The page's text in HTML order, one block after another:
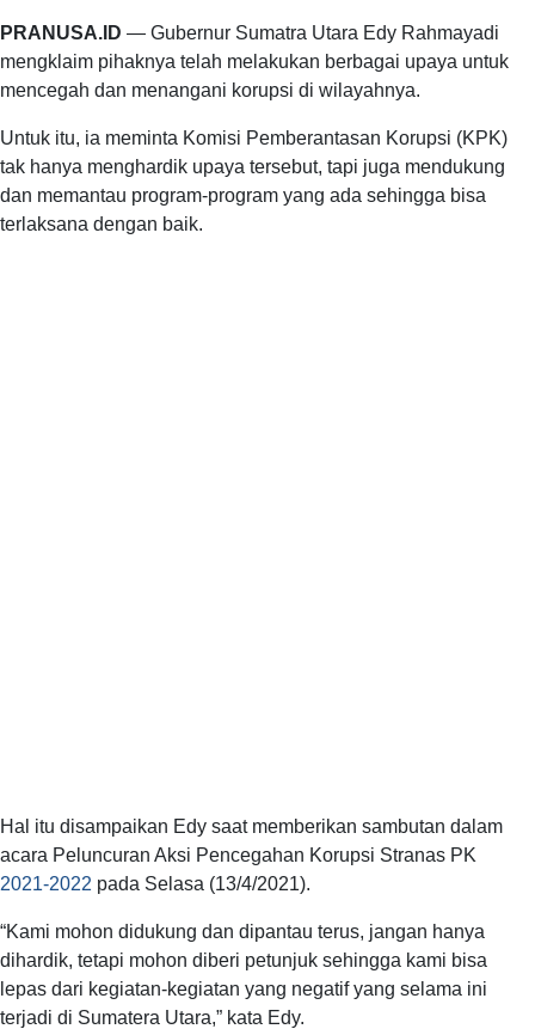
PRANUSA.ID — Gubernur Sumatra Utara Edy Rahmayadi
mengklaim pihaknya telah melakukan berbagai upaya untuk
mencegah dan menangani korupsi di wilayahnya.
Untuk itu, ia meminta Komisi Pemberantasan Korupsi (KPK)
tak hanya menghardik upaya tersebut, tapi juga mendukung
dan memantau program-program yang ada sehingga bisa
terlaksana dengan baik.
Hal itu disampaikan Edy saat memberikan sambutan dalam
acara Peluncuran Aksi Pencegahan Korupsi Stranas PK
2021-2022 pada Selasa (13/4/2021).
“Kami mohon didukung dan dipantau terus, jangan hanya
dihardik, tetapi mohon diberi petunjuk sehingga kami bisa
lepas dari kegiatan-kegiatan yang negatif yang selama ini
terjadi di Sumatera Utara,” kata Edy.